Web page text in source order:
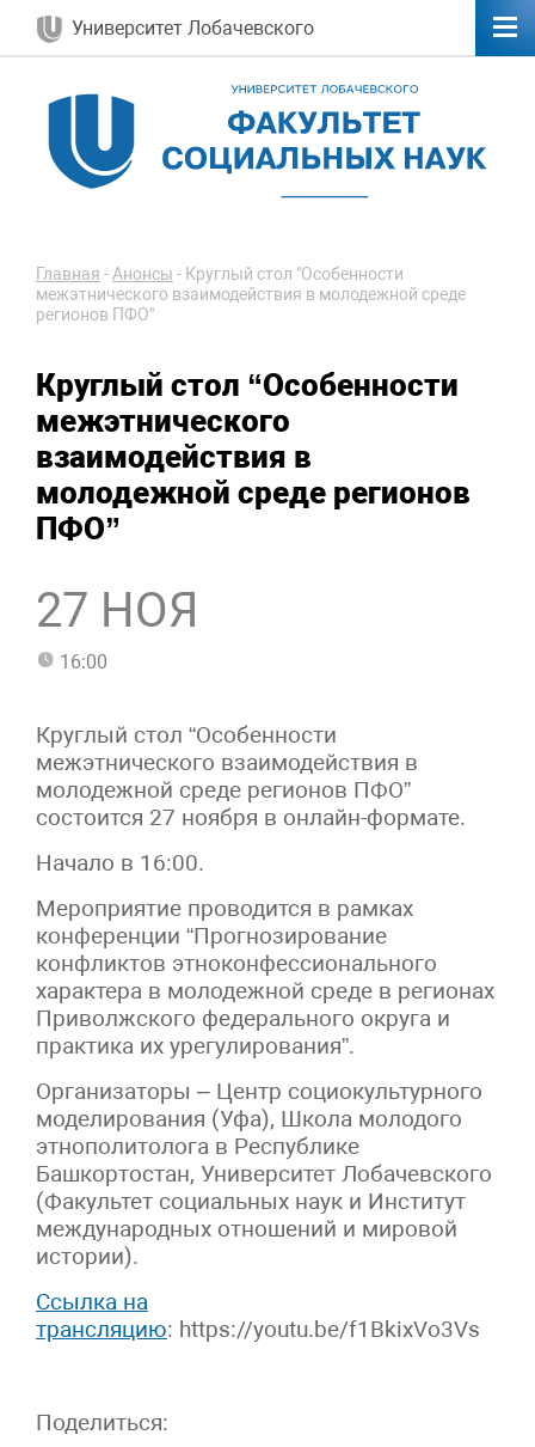
Университет Лобачевского
Главная -Анонсы - Круглый стол "Особенности
межэтнического взаимодействия в молодежной среде
регионов ПФО"
Круглый стол “Особенности
межэтнического
взаимодействия в
молодежной среде регионов
ПФО”
27 НОЯ
16:00
Круглый стол “Особенности
межэтнического взаимодействия в
молодежной среде регионов ПФО”
состоится 27 ноября в онлайн-формате.
Начало в 16:00.
Мероприятие проводится в рамках
конференции “Прогнозирование
конфликтов этноконфессионального
характера в молодежной среде в регионах
Приволжского федерального округа и
практика их урегулирования”.
Организаторы – Центр социокультурного
моделирования (Уфа), Школа молодого
этнополитолога в Республике
Башкортостан, Университет Лобачевского
(Факультет социальных наук и Институт
международных отношений и мировой
истории).
Ссылка на
трансляцию: https://youtu.be/f1BkixVo3Vs
Поделиться: